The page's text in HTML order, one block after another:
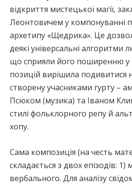
відкриття мистецької магії,
Леонтовичем у компонуванні
архетипу «Щедрика». Це
деякі універсальні алгоритми
що сприяли його поширенню у
позицій вирішила подивитися
створену учасниками гурту –
Псюком (музика) та Іваном
стилі фольклорного репу й
хопу.
Сама композиція (на честь
складається з двох епізодів: 1)
вербального. Для аналізу